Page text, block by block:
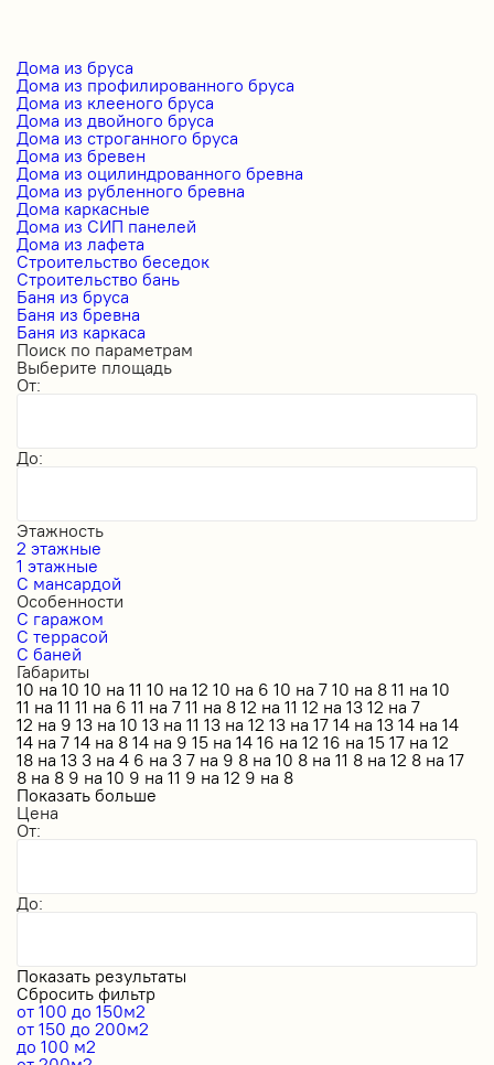
Дома из бруса
Дома из профилированного бруса
Дома из клееного бруса
Дома из двойного бруса
Дома из строганного бруса
Дома из бревен
Дома из оцилиндрованного бревна
Дома из рубленного бревна
Дома каркасные
Дома из СИП панелей
Дома из лафета
Строительство беседок
Строительство бань
Баня из бруса
Баня из бревна
Баня из каркаса
Поиск по параметрам
Выберите площадь
От:
До:
Этажность
2 этажные
1 этажные
С мансардой
Особенности
С гаражом
С террасой
С баней
Габариты
10 на 10 10 на 11 10 на 12 10 на 6 10 на 7 10 на 8 11 на 10
11 на 11 11 на 6 11 на 7 11 на 8 12 на 11 12 на 13 12 на 7
12 на 9 13 на 10 13 на 11 13 на 12 13 на 17 14 на 13 14 на 14
14 на 7 14 на 8 14 на 9 15 на 14 16 на 12 16 на 15 17 на 12
18 на 13 3 на 4 6 на 3 7 на 9 8 на 10 8 на 11 8 на 12 8 на 17
8 на 8 9 на 10 9 на 11 9 на 12 9 на 8
Показать больше
Цена
От:
До:
Показать результаты
Сбросить фильтр
от 100 до 150м2
от 150 до 200м2
до 100 м2